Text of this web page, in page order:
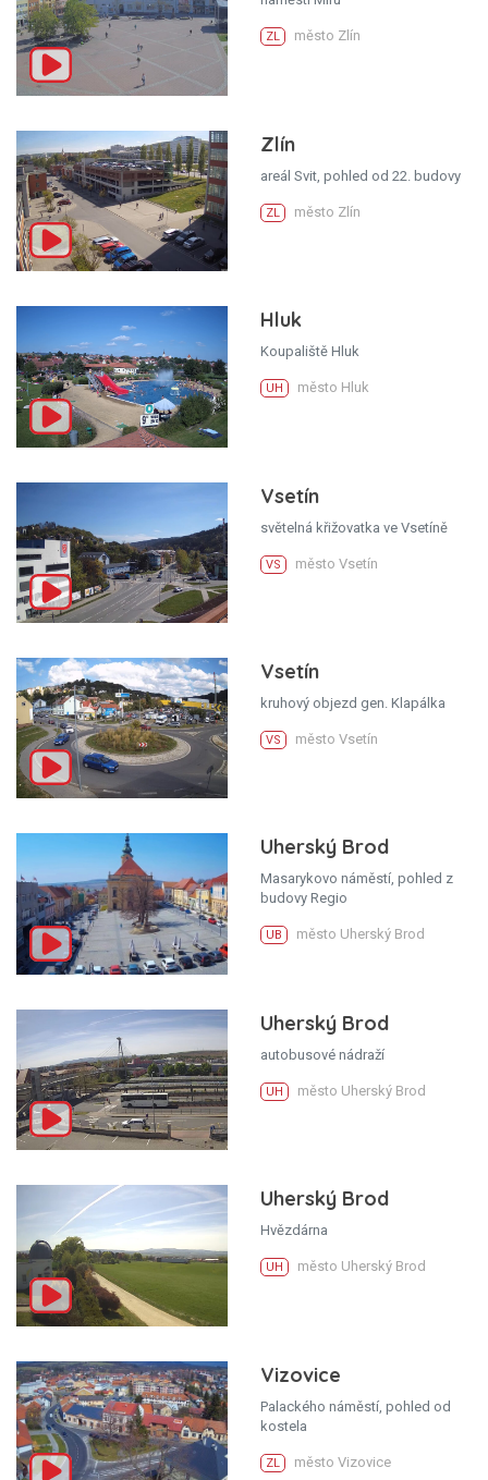
ZL město Zlín
Zlín
areál Svit, pohled od 22. budovy
ZL město Zlín
Hluk
Koupaliště Hluk
UH město Hluk
Vsetín
světelná křižovatka ve Vsetíně
VS město Vsetín
Vsetín
kruhový objezd gen. Klapálka
VS město Vsetín
Uherský Brod
Masarykovo náměstí, pohled z
budovy Regio
UB město Uherský Brod
Uherský Brod
autobusové nádraží
UH město Uherský Brod
Uherský Brod
Hvězdárna
UH město Uherský Brod
Vizovice
Palackého náměstí, pohled od
kostela
ZL město Vizovice